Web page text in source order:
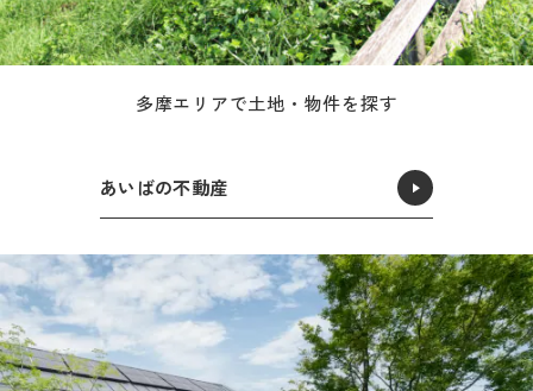
多摩エリアで土地・物件を探す
あいばの不動産